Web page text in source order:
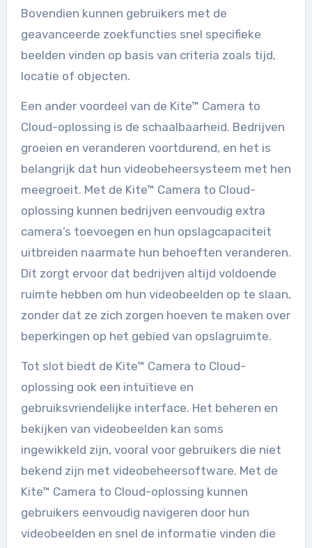
Bovendien kunnen gebruikers met de
geavanceerde zoekfuncties snel specifieke
beelden vinden op basis van criteria zoals tijd,
locatie of objecten.
Een ander voordeel van de Kite™ Camera to
Cloud-oplossing is de schaalbaarheid. Bedrijven
groeien en veranderen voortdurend, en het is
belangrijk dat hun videobeheersysteem met hen
meegroeit. Met de Kite™ Camera to Cloud-
oplossing kunnen bedrijven eenvoudig extra
camera’s toevoegen en hun opslagcapaciteit
uitbreiden naarmate hun behoeften veranderen.
Dit zorgt ervoor dat bedrijven altijd voldoende
ruimte hebben om hun videobeelden op te slaan,
zonder dat ze zich zorgen hoeven te maken over
beperkingen op het gebied van opslagruimte.
Tot slot biedt de Kite™ Camera to Cloud-
oplossing ook een intuïtieve en
gebruiksvriendelijke interface. Het beheren en
bekijken van videobeelden kan soms
ingewikkeld zijn, vooral voor gebruikers die niet
bekend zijn met videobeheersoftware. Met de
Kite™ Camera to Cloud-oplossing kunnen
gebruikers eenvoudig navigeren door hun
videobeelden en snel de informatie vinden die